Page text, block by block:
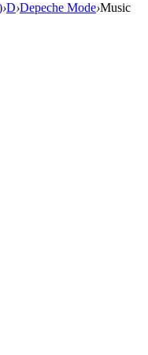
›D›Depeche Mode›Music